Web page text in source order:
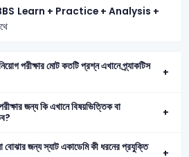
Learn + Practice + Analysis +
পরীক্ষার মোট কতটি প্রশ্ন এখানে প্র্যাকটিস
জন্য কি এখানে বিষয়ভিত্তিক বা
জন্য স্যাট একাডেমি কী ধরনের প্রযুক্তি